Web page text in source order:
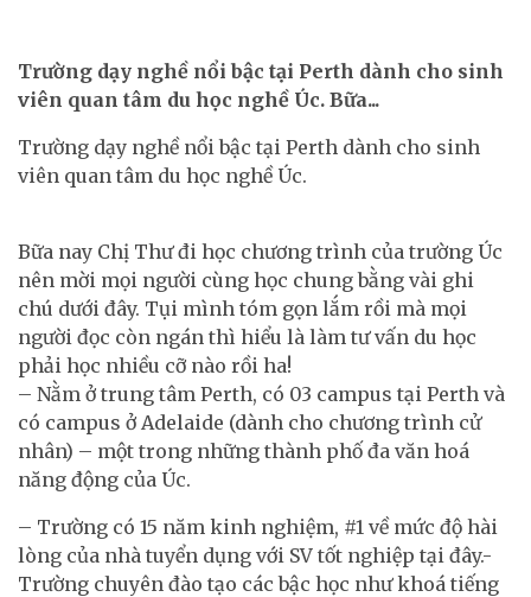
Trường dạy nghề nổi bậc tại Perth dành cho sinh
viên quan tâm du học nghề Úc. Bữa...
Trường dạy nghề nổi bậc tại Perth dành cho sinh
viên quan tâm du học nghề Úc.
Bữa nay Chị Thư đi học chương trình của trường Úc
nên mời mọi người cùng học chung bằng vài ghi
chú dưới đây. Tụi mình tóm gọn lắm rồi mà mọi
người đọc còn ngán thì hiểu là làm tư vấn du học
phải học nhiều cỡ nào rồi ha!
– Nằm ở trung tâm Perth, có 03 campus tại Perth và
có campus ở Adelaide (dành cho chương trình cử
nhân) – một trong những thành phố đa văn hoá
năng động của Úc.
– Trường có 15 năm kinh nghiệm, #1 về mức độ hài
lòng của nhà tuyển dụng với SV tốt nghiệp tại đây.-
Trường chuyên đào tạo các bậc học như khoá tiếng